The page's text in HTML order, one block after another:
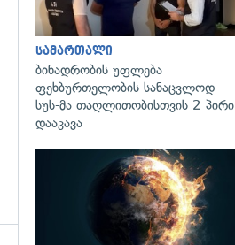
სამართალი
ბინადრობის უფლება
ფეხბურთელობის სანაცვლოდ —
სუს-მა თაღლითობისთვის 2 პირი
დააკავა